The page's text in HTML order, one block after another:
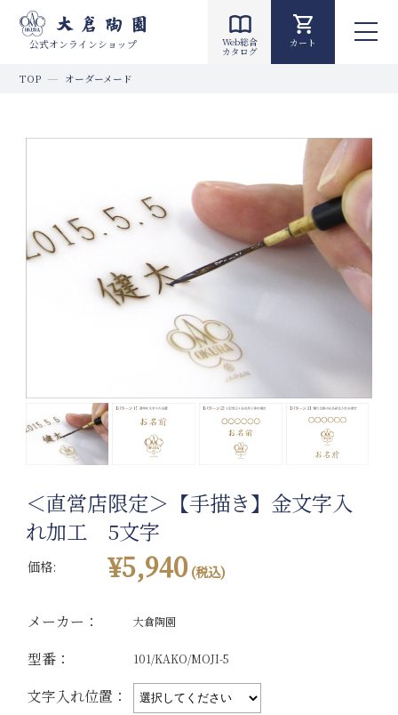
公式オンラインショップ Web総合
カタログ
カート
TOP オーダーメード
＜直営店限定＞【手描き】金文字入
れ加工 5文字
価格: ¥5,940 (税込)
メーカー： 大倉陶園
型番： 101/KAKO/MOJI-5
文字入れ位置：